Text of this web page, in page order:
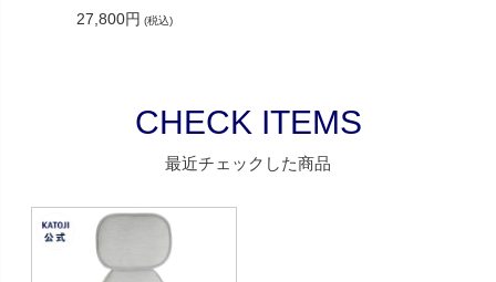
27,800円 (税込)
CHECK ITEMS
最近チェックした商品